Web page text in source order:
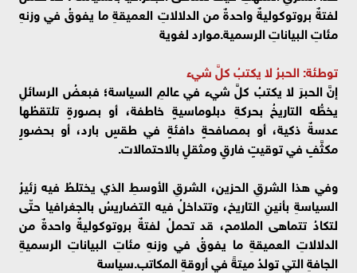
لفتةٌ بروتوكوليةٌ واحدةٌ من الدلالاتِ العميقةِ ما يفوقُ في وزنهِ
مئاتِ البياناتِ الرسمية.موارد لغوية
توطئة: الحبرُ لا يكتبُ كلَّ شيء
إنَّ الحبرَ لا يكتبُ كلَّ شيء في عالمِ السياسة؛ فبعضُ الرسائلِ
يخطُّه التاريخُ بحركةِ دبلوماسيةٍ خاطفة، أو بصورةٍ تلتقطُها
عدسةٌ ذكية، أو بمصافحةٍ دافئةٍ في طقسٍ بارد، أو بحضورٍ
مكثَّفٍ في توقيتٍ فارقٍ ومثقلٍ بالاحتمالات.
وفي هذا الشرقِ الحزين، الشرقِ الأوسطِ الذي يختلطُ فيه زئيرُ
السياسةِ بأنينِ التاريخ، وتتداخلُ فيه التضاريسُ بالجغرافيا حتّى
لتكادُ تتماهى الملامح، قد تحملُ لفتةٌ بروتوكوليةٌ واحدةٌ من
الدلالاتِ العميقةِ ما يفوقُ في وزنهِ مئاتِ البياناتِ الرسميةِ
الجافةِ التي تولدُ ميتةً في أروقةِ المكاتب.سياسة